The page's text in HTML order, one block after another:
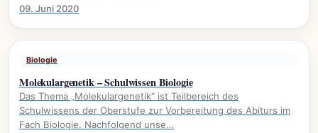
09. Juni 2020
Biologie
Molekulargenetik – Schulwissen Biologie
Das Thema „Molekulargenetik“ ist Teilbereich des
Schulwissens der Oberstufe zur Vorbereitung des Abiturs im
Fach Biologie. Nachfolgend unse…